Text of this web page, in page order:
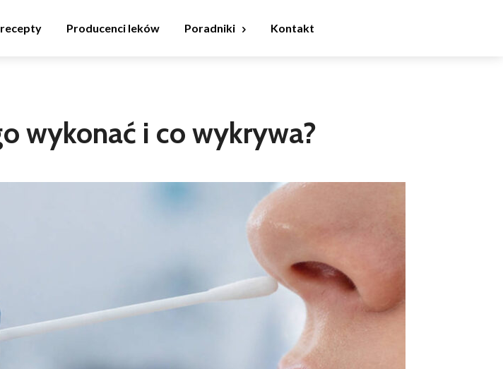
Producenci leków Poradniki Kontakt
wykonać i co wykrywa?